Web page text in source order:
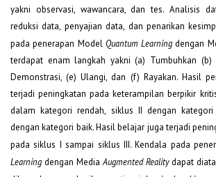
yakni observasi, wawancara, dan tes. Analisis
reduksi data, penyajian data, dan penarikan
pada penerapan Model Quantum Learning dengan
terdapat enam langkah yakni (a) Tumbuhkan (b)
Demonstrasi, (e) Ulangi, dan (f) Rayakan. Hasil
terjadi peningkatan pada keterampilan berpikir
dalam kategori rendah, siklus II dengan
dengan kategori baik. Hasil belajar juga terjadi
pada siklus I sampai siklus III. Kendala pada
Learning dengan MediaAugmented Realitydapat